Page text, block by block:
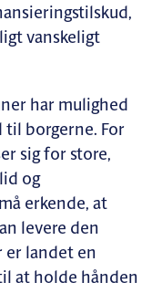
vanskeligt
har mulighed
borgerne. For
sig for store,
og
erkende, at
levere den
er landet en
at holde hånden